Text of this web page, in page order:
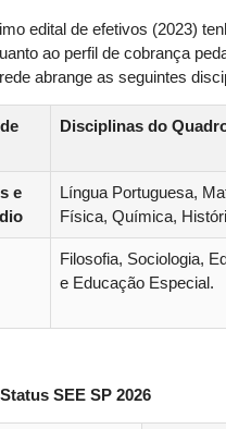
edital de efetivos (2023)
ao perfil de cobrança
abrange as seguintes
Disciplinas do
e
Língua Portuguesa,
Física, Química,
Filosofia, Sociologia,
e Educação Especial.
SEE SP 2026